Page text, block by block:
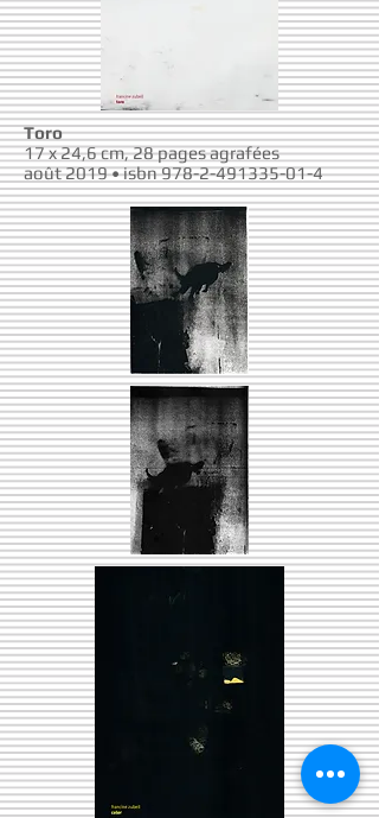
Toro
17 x 24,6 cm, 28 pages agrafées
août 2019 • isbn978-2-491335-01-4